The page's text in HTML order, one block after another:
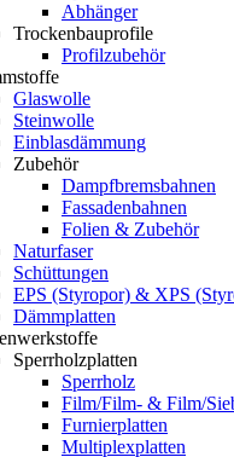
Abhänger
Trockenbauprofile
Profilzubehör
Glaswolle
Steinwolle
Einblasdämmung
Zubehör
Dampfbremsbahnen
Fassadenbahnen
Folien & Zubehör
Naturfaser
Schüttungen
EPS (Styropor) & XPS
Dämmplatten
Sperrholzplatten
Sperrholz
Film/Film- & Film/
Furnierplatten
Multiplexplatten